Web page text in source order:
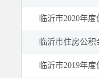
临沂市2020年
临沂市住房公
临沂市2019年